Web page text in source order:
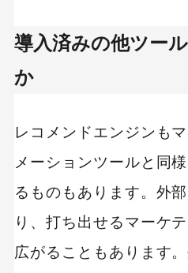
導入済みの他ツー
か
レコメンドエンジンも
メーションツールと同
るものもあります。外
り、打ち出せるマーケ
広がることもあります